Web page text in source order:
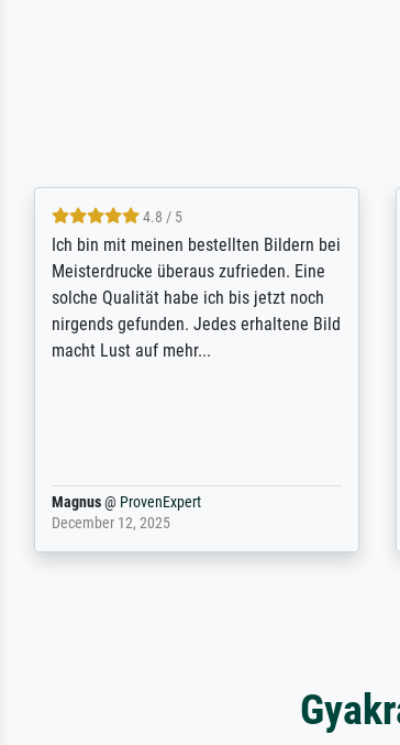
5 / 5
Rundum positive Erfahrung. Die
Ausführung des Auftrags hat eine Weile
gedauert, die angekündigte Lieferzeit
wurde aber letztlich sogar etwas
unterschritten. Die Qualität des Papiers
Dr.@ProvenExpert
February 3, 2026